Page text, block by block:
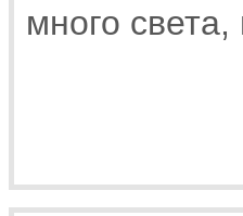
много